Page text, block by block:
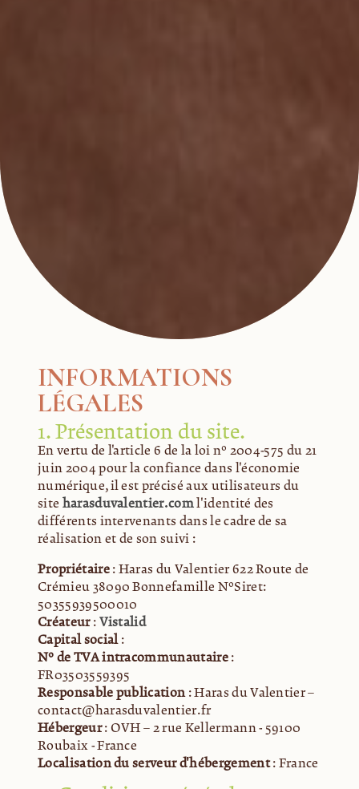
INFORMATIONS
LÉGALES
1. Présentation du site.
En vertu de l'article 6 de la loi n° 2004-575 du 21
juin 2004 pour la confiance dans l'économie
numérique, il est précisé aux utilisateurs du
site harasduvalentier.coml'identité des
différents intervenants dans le cadre de sa
réalisation et de son suivi :
Propriétaire: Haras du Valentier 622 Route de
Crémieu 38090 Bonnefamille N°Siret:
50355939500010
Créateur:Vistalid
Capital social:
N° de TVA intracommunautaire:
FR03503559395
Responsable publication: Haras du Valentier –
contact@harasduvalentier.fr
Hébergeur: OVH – 2 rue Kellermann - 59100
Roubaix - France
Localisation du serveur d'hébergement: France